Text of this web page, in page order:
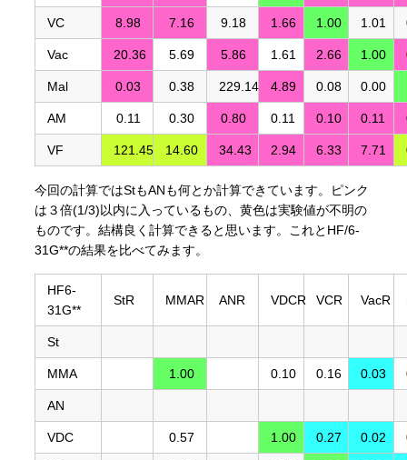
VC 8.98 7.16 9.18 1.66 1.00 1.01
Vac 20.36 5.69 5.86 1.61 2.66 1.00
Mal 0.03 0.38 229.14 4.89 0.08 0.00
AM 0.11 0.30 0.80 0.11 0.10 0.11
VF 121.45 14.60 34.43 2.94 6.33 7.71
今回の計算ではStもANも何とか計算できています。ピンク
は３倍(1/3)以内に入っているもの、黄色は実験値が不明の
ものです。結構良く計算できると思います。これとHF/6-
31G**の結果を比べてみます。
HF6-
31G**
StR MMAR ANR VDCR VCR VacR
St
MMA 1.00 0.10 0.16 0.03
AN
VDC 0.57 1.00 0.27 0.02